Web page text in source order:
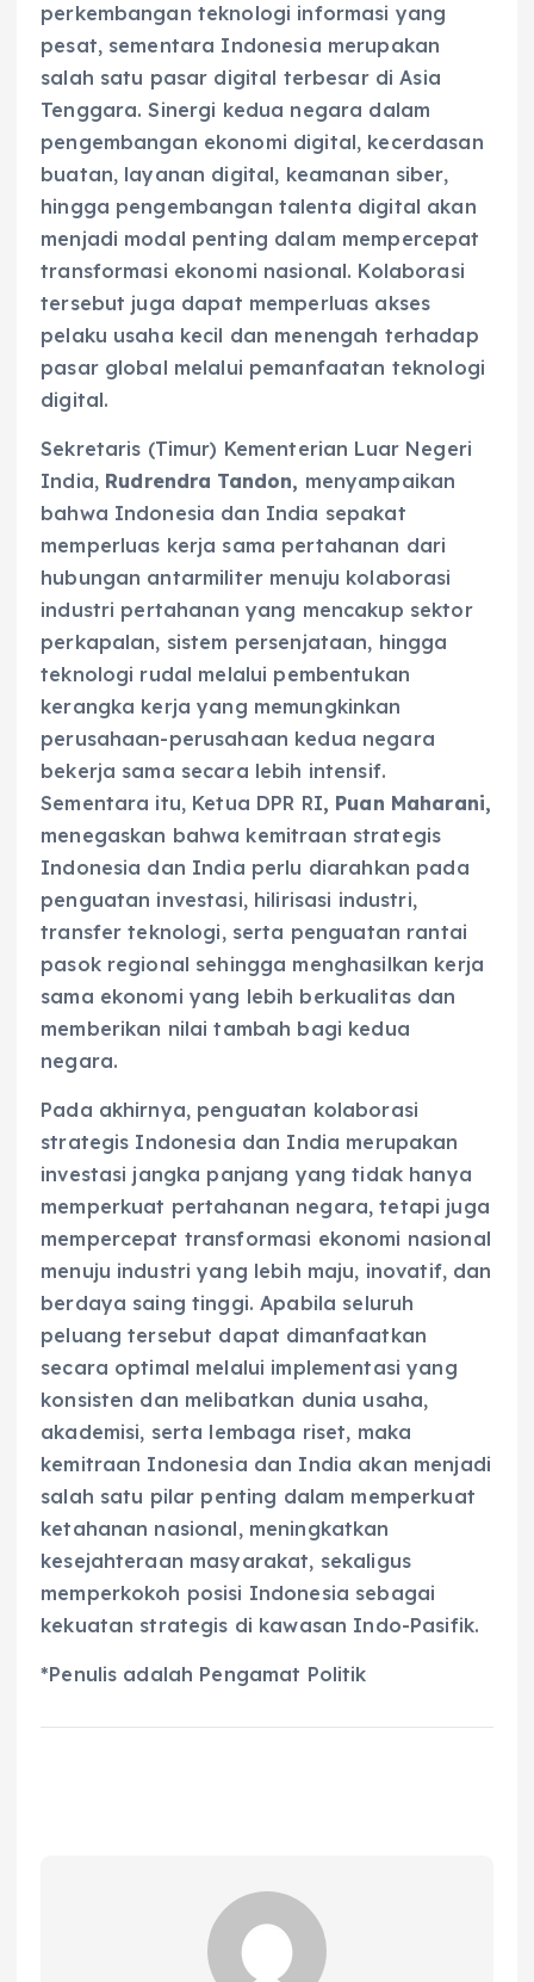
perkembangan teknologi informasi yang
pesat, sementara Indonesia merupakan
salah satu pasar digital terbesar di Asia
Tenggara. Sinergi kedua negara dalam
pengembangan ekonomi digital, kecerdasan
buatan, layanan digital, keamanan siber,
hingga pengembangan talenta digital akan
menjadi modal penting dalam mempercepat
transformasi ekonomi nasional. Kolaborasi
tersebut juga dapat memperluas akses
pelaku usaha kecil dan menengah terhadap
pasar global melalui pemanfaatan teknologi
digital.
Sekretaris (Timur) Kementerian Luar Negeri
India, Rudrendra Tandon, menyampaikan
bahwa Indonesia dan India sepakat
memperluas kerja sama pertahanan dari
hubungan antarmiliter menuju kolaborasi
industri pertahanan yang mencakup sektor
perkapalan, sistem persenjataan, hingga
teknologi rudal melalui pembentukan
kerangka kerja yang memungkinkan
perusahaan-perusahaan kedua negara
bekerja sama secara lebih intensif.
Sementara itu, Ketua DPR RI, Puan Maharani,
menegaskan bahwa kemitraan strategis
Indonesia dan India perlu diarahkan pada
penguatan investasi, hilirisasi industri,
transfer teknologi, serta penguatan rantai
pasok regional sehingga menghasilkan kerja
sama ekonomi yang lebih berkualitas dan
memberikan nilai tambah bagi kedua
negara.
Pada akhirnya, penguatan kolaborasi
strategis Indonesia dan India merupakan
investasi jangka panjang yang tidak hanya
memperkuat pertahanan negara, tetapi juga
mempercepat transformasi ekonomi nasional
menuju industri yang lebih maju, inovatif, dan
berdaya saing tinggi. Apabila seluruh
peluang tersebut dapat dimanfaatkan
secara optimal melalui implementasi yang
konsisten dan melibatkan dunia usaha,
akademisi, serta lembaga riset, maka
kemitraan Indonesia dan India akan menjadi
salah satu pilar penting dalam memperkuat
ketahanan nasional, meningkatkan
kesejahteraan masyarakat, sekaligus
memperkokoh posisi Indonesia sebagai
kekuatan strategis di kawasan Indo-Pasifik.
*Penulis adalah Pengamat Politik